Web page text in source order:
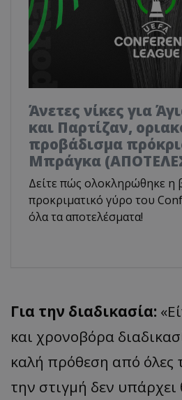
Άνετες νίκες για
και Παρτίζαν,
προβάδισμα
Μπράγκα
Δείτε πώς ολοκληρώθηκε η
προκριματικό γύρο του
όλα τα αποτελέσματα!
Για την διαδικασία:
και χρονοβόρα
καλή πρόθεση από όλες
την στιγμή δεν